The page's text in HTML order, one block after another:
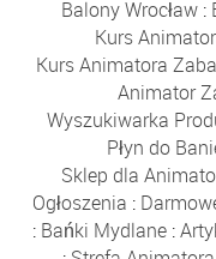
Balony Wrocław :
Kurs
Kurs Animatora
Animator
Wyszukiwarka
Płyn do
Sklep dla
Ogłoszenia :
: Bańki Mydlane :